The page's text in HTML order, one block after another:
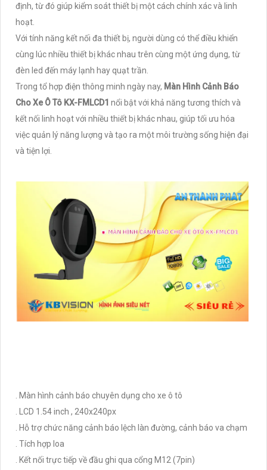
định, từ đó giúp kiểm soát thiết bị một cách chính xác và linh
hoạt.
Với tính năng kết nối đa thiết bị, người dùng có thể điều khiển
cùng lúc nhiều thiết bị khác nhau trên cùng một ứng dụng, từ
đèn led đến máy lạnh hay quạt trần.
Trong tổ hợp điện thông minh ngày nay, Màn Hình Cảnh Báo
Cho Xe Ô Tô KX-FMLCD1 nổi bật với khả năng tương thích và
kết nối linh hoạt với nhiều thiết bị khác nhau, giúp tối ưu hóa
việc quản lý năng lượng và tạo ra một môi trường sống hiện đại
và tiện lợi.
. Màn hình cảnh báo chuyên dụng cho xe ô tô
. LCD 1.54 inch , 240x240px
. Hỗ trợ chức năng cảnh báo lệch làn đường, cảnh báo va chạm
. Tích hợp loa
. Kết nối trực tiếp về đầu ghi qua cổng M12 (7pin)